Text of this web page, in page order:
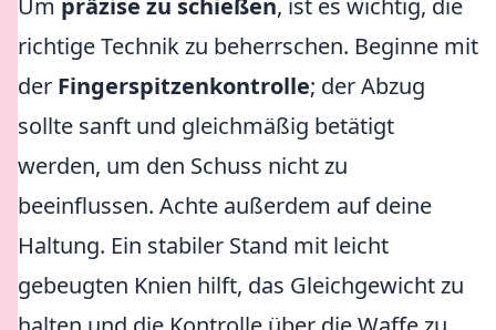
Um präzise zu schießen, ist es wichtig, die
richtige Technik zu beherrschen. Beginne mit
der Fingerspitzenkontrolle; der Abzug
sollte sanft und gleichmäßig betätigt
werden, um den Schuss nicht zu
beeinflussen. Achte außerdem auf deine
Haltung. Ein stabiler Stand mit leicht
gebeugten Knien hilft, das Gleichgewicht zu